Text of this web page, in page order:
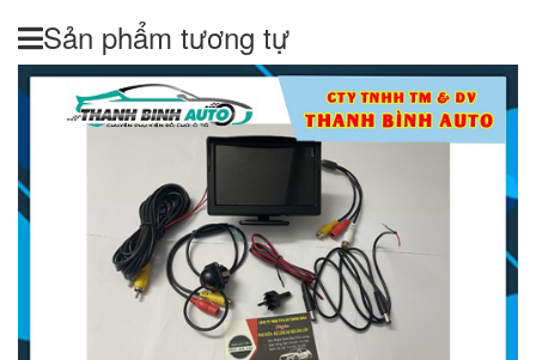
Sản phẩm tương tự